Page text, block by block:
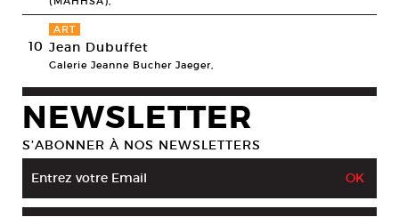
10
ART
Jean Dubuffet
Galerie Jeanne Bucher Jaeger,
NEWSLETTER
S’ABONNER À NOS NEWSLETTERS